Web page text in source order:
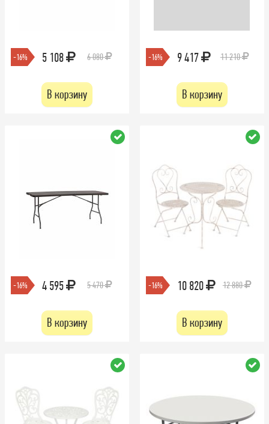
-16% 5 108 6 080
В корзину
-16% 9 417 11 210
В корзину
-16% 4 595 5 470
В корзину
-16% 10 820 12 880
В корзину